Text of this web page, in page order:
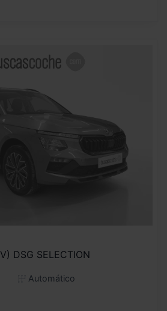
DSG SELECTION
Automático